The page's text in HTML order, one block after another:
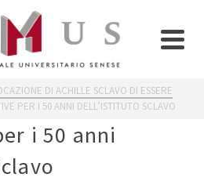
DI ACHILLE SCLAVO DI ESSERE
PER I 50 ANNI DELL’ISTITUTO SCLAVO
i 50 anni